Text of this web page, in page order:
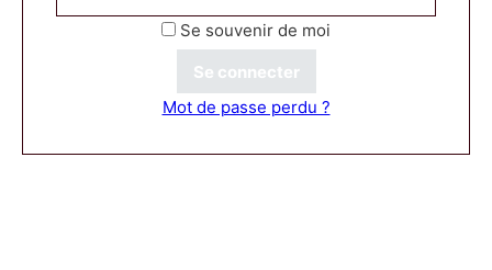
Se souvenir de moi
Se connecter
Mot de passe perdu ?